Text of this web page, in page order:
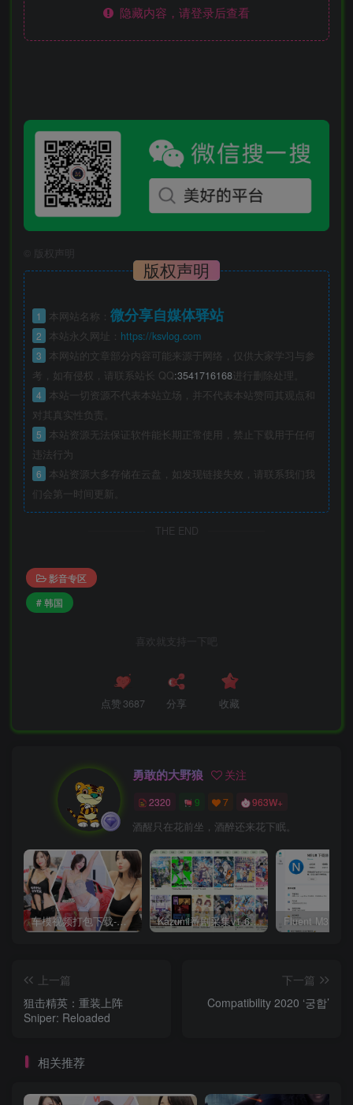
隐藏内容，请登录后查看
版权声明
版权声明
1 本网站名称： 微分享自媒体驿站
2 本站永久网址： https://ksvlog.com
3
本网站的文章部分内容可能来源于网络，仅供大家学习与参
考，如有侵权，请联系站长 QQ:3541716168进行删除处理。
4
本站一切资源不代表本站立场，并不代表本站赞同其观点和
对其真实性负责。
5
本站资源无法保证软件能长期正常使用，禁止下载用于任何
违法行为
6
本站资源大多存储在云盘，如发现链接失效，请联系我们我
们会第一时间更新。
THE END
影音专区
# 韩国
喜欢就支持一下吧
点赞 3687 分享 收藏
勇敢的大野狼 关注
2320 9 7 963W+
酒醒只在花前坐，酒醉还来花下眠。
车模视频打包下载-高清无水印版 Kazumi番剧采集v1.6.9：支持自定义规则+在线观看+弹幕，跨平台下载
上一篇
狙击精英：重装上阵
Sniper: Reloaded
下一篇
Compatibility 2020 ‘궁합’
相关推荐